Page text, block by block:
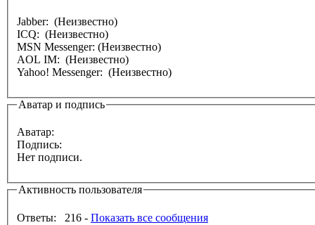
Jabber: (Неизвестно)
ICQ: (Неизвестно)
MSN Messenger: (Неизвестно)
AOL IM: (Неизвестно)
Yahoo! Messenger: (Неизвестно)
Аватар и подпись
Аватар:
Подпись:
Нет подписи.
Активность пользователя
Ответы: 216 - Показать все сообщения